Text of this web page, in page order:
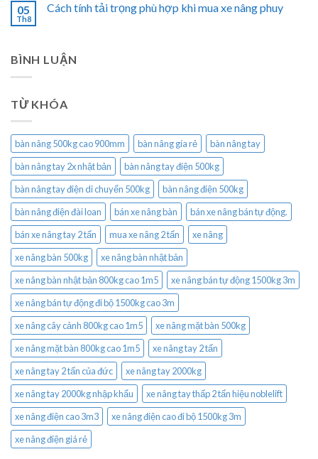
05
Th8
Cách tính tải trọng phù hợp khi mua xe nâng phuy
BÌNH LUẬN
TỪ KHÓA
bàn nâng 500kg cao 900mm bàn nâng gía rẻ
bàn nâng tay
bàn nâng tay 2x nhật bản
bàn nâng tay điện 500kg
bàn nâng tay điện di chuyển 500kg
bàn nâng điện 500kg
bàn nâng điện đài loan
bán xe nâng bàn
bán xe nâng bán tự động.
bán xe nâng tay 2 tấn
mua xe nâng 2 tấn
xe nâng
xe nâng bàn 500kg
xe nâng bàn nhật bản
xe nâng bàn nhật bản 800kg cao 1m5
xe nâng bán tự động 1500kg 3m
xe nâng bán tự động đi bộ 1500kg cao 3m
xe nâng cây cảnh 800kg cao 1m5
xe nâng mặt bàn 500kg
xe nâng mặt bàn 800kg cao 1m5
xe nâng tay 2 tấn
xe nâng tay 2 tấn của đức
xe nâng tay 2000kg
xe nâng tay 2000kg nhập khẩu
xe nâng tay thấp 2 tấn hiệu noblelift
xe nâng điện cao 3m3
xe nâng điện cao đi bộ 1500kg 3m
xe nâng điện giá rẻ